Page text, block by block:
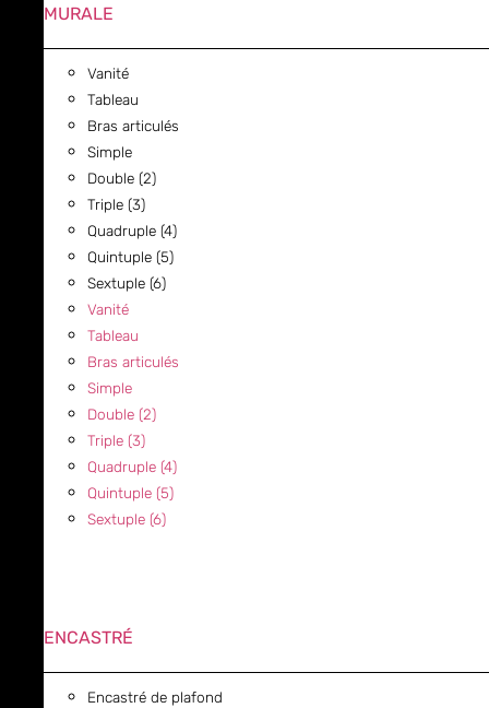
MURALE
Vanité
Tableau
Bras articulés
Simple
Double (2)
Triple (3)
Quadruple (4)
Quintuple (5)
Sextuple (6)
Vanité
Tableau
Bras articulés
Simple
Double (2)
Triple (3)
Quadruple (4)
Quintuple (5)
Sextuple (6)
ENCASTRÉ
Encastré de plafond